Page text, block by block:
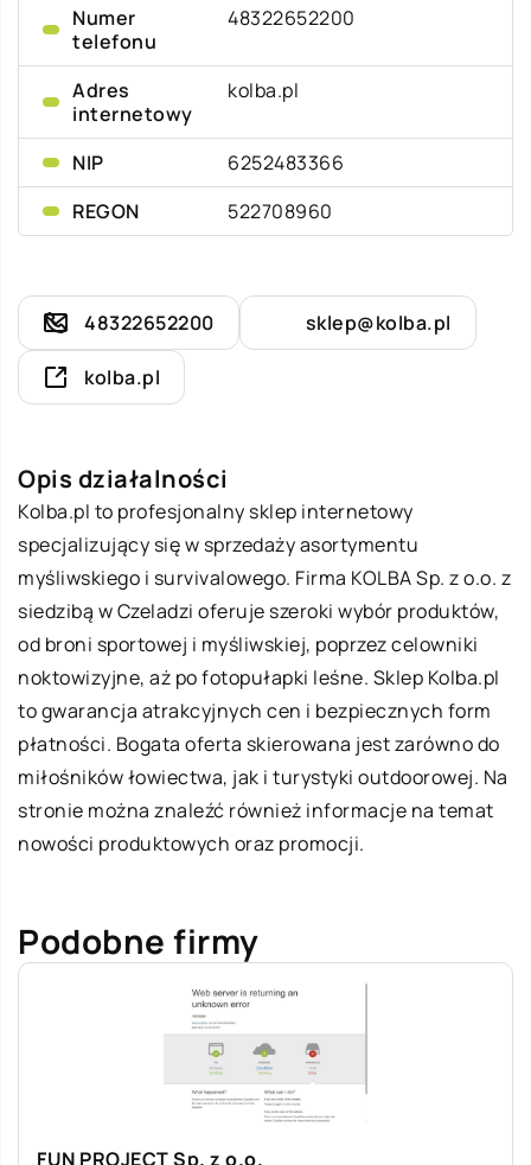
Numer
telefonu
48322652200
Adres
internetowy
kolba.pl
NIP
6252483366
REGON
522708960
48322652200 sklep@kolba.pl
kolba.pl
Opis działalności
Kolba.pl to profesjonalny sklep internetowy
specjalizujący się w sprzedaży asortymentu
myśliwskiego i survivalowego. Firma KOLBA Sp. z o.o. z
siedzibą w Czeladzi oferuje szeroki wybór produktów,
od broni sportowej i myśliwskiej, poprzez celowniki
noktowizyjne, aż po fotopułapki leśne. Sklep Kolba.pl
to gwarancja atrakcyjnych cen i bezpiecznych form
płatności. Bogata oferta skierowana jest zarówno do
miłośników łowiectwa, jak i turystyki outdoorowej. Na
stronie można znaleźć również informacje na temat
nowości produktowych oraz promocji.
Podobne firmy
FUN PROJECT Sp. z o.o.